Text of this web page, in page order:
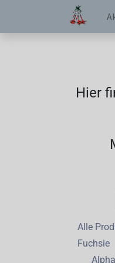
Hier
Alle
Fuchsie